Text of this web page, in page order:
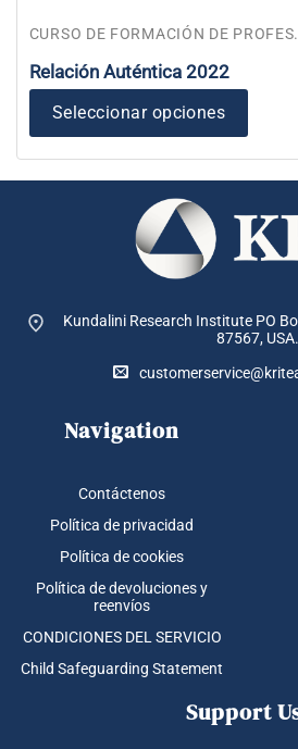
CURSO DE
Relación Auténtica 2022
Seleccionar opciones
Este
tiene
múltiples
variantes.
Las
opciones
de
Kundalini Research Institute PO
87567, USA.
Navigation
Contáctenos
Política de privacidad
Política de cookies
Política de devoluciones y
reenvíos
CONDICIONES DEL SERVICIO
Child Safeguarding Statement
Support